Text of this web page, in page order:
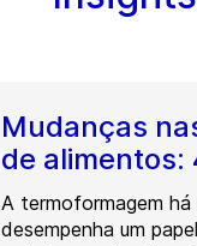
Mudanças
de alimentos:
A termoformagem
desempenha um